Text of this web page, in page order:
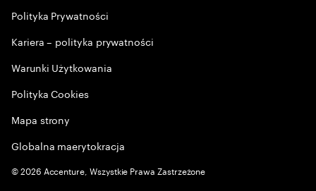
Polityka Prywatności
Kariera – polityka prywatności
Warunki Użytkowania
Polityka Cookies
Mapa strony
Globalna maerytokracja
©2026 Accenture, Wszystkie Prawa Zastrzeżone